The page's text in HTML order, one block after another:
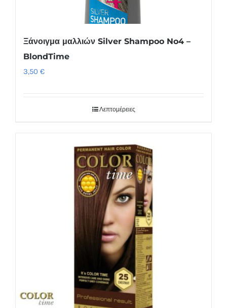
Ξάνοιγμα μαλλιών Silver Shampoo No4 –
BlondTime
3,50 €
Λεπτομέρειες